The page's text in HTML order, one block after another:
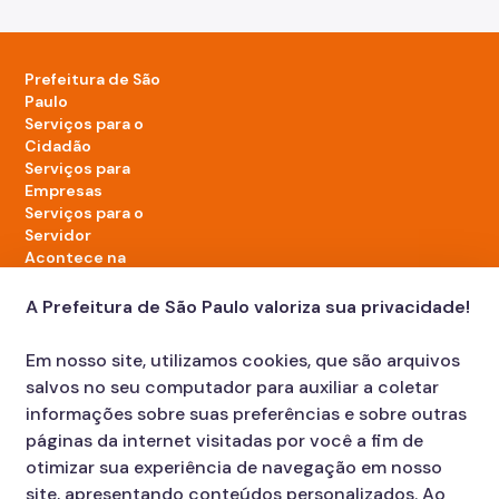
Prefeitura de São
Paulo
Serviços para o
Cidadão
Serviços para
Empresas
Serviços para o
Servidor
Acontece na
LinkedIn da Prefeitura de São Paulo
TikTok da Prefeitura de São Paulo
YouTube da Prefeitura de São Paulo
X da Prefeitura de São Paulo
Instagram da Prefeitura de São Paulo
Facebook da Prefeitura de São Paulo
Diário Oficial
A Prefeitura de São Paulo valoriza sua privacidade!
Em nosso site, utilizamos cookies, que são arquivos
salvos no seu computador para auxiliar a coletar
informações sobre suas preferências e sobre outras
páginas da internet visitadas por você a fim de
otimizar sua experiência de navegação em nosso
site, apresentando conteúdos personalizados. Ao